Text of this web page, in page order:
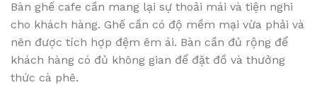
Bàn ghế cafe cần mang lại sự thoải mái và tiện nghi
cho khách hàng. Ghế cần có độ mềm mại vừa phải và
nên được tích hợp đệm êm ái. Bàn cần đủ rộng để
khách hàng có đủ không gian để đặt đồ và thưởng
thức cà phê.